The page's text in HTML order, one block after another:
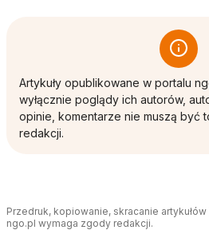
Artykuły opublikowane w portalu
wyłącznie poglądy ich autorów,
opinie, komentarze nie muszą być
redakcji.
Przedruk, kopiowanie, skracanie
ngo.pl wymaga zgody redakcji.